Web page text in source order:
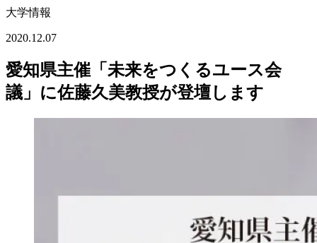
大学情報
2020.12.07
愛知県主催「未来をつくるユース会
議」に佐藤久美教授が登壇します